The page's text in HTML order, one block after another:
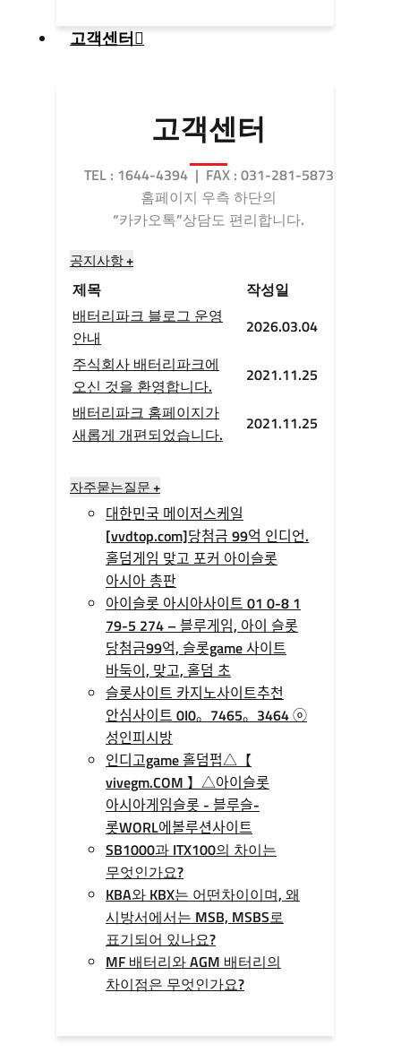
고객센터
고객센터
TEL : 1644-4394 | FAX : 031-281-5873
홈페이지 우측 하단의
“카카오톡”상담도 편리합니다.
공지사항 +
제목
작성일
배터리파크 블로그 운영
안내
2026.03.04
주식회사 배터리파크에
오신 것을 환영합니다.
2021.11.25
배터리파크 홈페이지가
새롭게 개편되었습니다.
2021.11.25
자주묻는질문 +
대한민국 메이저스케일
[vvdtop.com]당첨금 99억 인디언.
홀덤게임 맞고 포커 아이슬롯
아시아 총판
아이슬롯 아시아사이트 01 0-8 1
79-5 274 – 블루게임, 아이 슬롯
당첨금99억, 슬롯game 사이트
바둑이, 맞고, 홀덤 초
슬롯사이트 카지노사이트추천
안심사이트 0I0。7465。3464 ⓞ
성인피시방
인디­고game 홀­덤펍△【
vivegm.COM 】△아이슬롯
아시아게임슬­롯 - 블루슬­
롯WORL에볼루션사이트
SB1000과 ITX100의 차이는
무엇인가요?
KBA와 KBX는 어떤차이이며, 왜
시방서에서는 MSB, MSBS로
표기되어 있나요?
MF 배터리와 AGM 배터리의
차이점은 무엇인가요?